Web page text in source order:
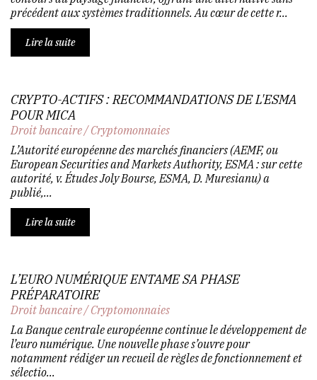
précédent aux systèmes traditionnels. Au cœur de cette r...
Lire la suite
CRYPTO-ACTIFS : RECOMMANDATIONS DE L'ESMA
POUR MICA
Droit bancaire/Cryptomonnaies
L’Autorité européenne des marchés financiers (AEMF, ou
European Securities and Markets Authority, ESMA : sur cette
autorité, v. Études Joly Bourse, ESMA, D. Muresianu) a
publié,...
Lire la suite
L’EURO NUMÉRIQUE ENTAME SA PHASE
PRÉPARATOIRE
Droit bancaire/Cryptomonnaies
La Banque centrale européenne continue le développement de
l’euro numérique. Une nouvelle phase s’ouvre pour
notamment rédiger un recueil de règles de fonctionnement et
sélectio...